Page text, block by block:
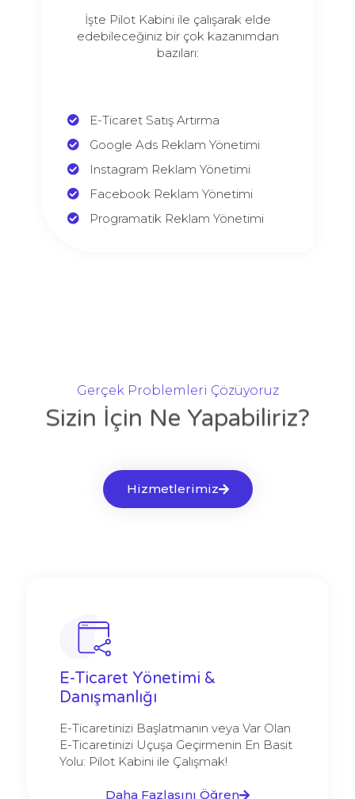
İşte Pilot Kabini ile çalışarak elde
edebileceğiniz bir çok kazanımdan
bazıları:
E-Ticaret Satış Artırma
Google Ads Reklam Yönetimi
Instagram Reklam Yönetimi
Facebook Reklam Yönetimi
Programatik Reklam Yönetimi
Gerçek Problemleri Çözüyoruz
Sizin İçin Ne Yapabiliriz?
Hizmetlerimiz
E-Ticaret Yönetimi &
Danışmanlığı
E-Ticaretinizi Başlatmanın veya Var Olan
E-Ticaretinizi Uçuşa Geçirmenin En Basit
Yolu: Pilot Kabini ile Çalışmak!
Daha Fazlasını Öğren